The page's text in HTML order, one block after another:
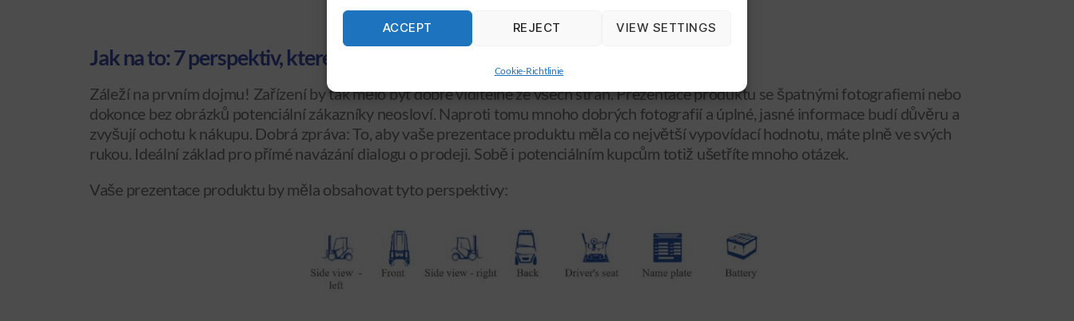
ACCEPT REJECT VIEW SETTINGS
Cookie-Richtlinie
Jak na to: 7 perspektiv, které vaši kupci očekávají
Záleží na prvním dojmu! Zařízení by tak mělo být dobře viditelné ze všech stran. Prezentace produktu se špatnými fotografiemi nebo
dokonce bez obrázků potenciální zákazníky neosloví. Naproti tomu mnoho dobrých fotografií a úplné, jasné informace budí důvěru a
zvyšují ochotu k nákupu. Dobrá zpráva: To, aby vaše prezentace produktu měla co největší vypovídací hodnotu, máte plně ve svých
rukou. Ideální základ pro přímé navázání dialogu o prodeji. Sobě i potenciálním kupcům totiž ušetříte mnoho otázek.
Vaše prezentace produktu by měla obsahovat tyto perspektivy: